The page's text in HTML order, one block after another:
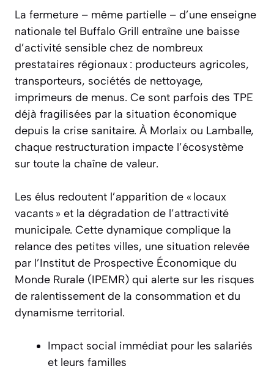
La fermeture – même partielle – d’une enseigne
nationale tel Buffalo Grill entraîne une baisse
d’activité sensible chez de nombreux
prestataires régionaux : producteurs agricoles,
transporteurs, sociétés de nettoyage,
imprimeurs de menus. Ce sont parfois des TPE
déjà fragilisées par la situation économique
depuis la crise sanitaire. À Morlaix ou Lamballe,
chaque restructuration impacte l’écosystème
sur toute la chaîne de valeur.
Les élus redoutent l’apparition de « locaux
vacants » et la dégradation de l’attractivité
municipale. Cette dynamique complique la
relance des petites villes, une situation relevée
par l’Institut de Prospective Économique du
Monde Rurale (IPEMR) qui alerte sur les risques
de ralentissement de la consommation et du
dynamisme territorial.
Impact social immédiat pour les salariés
et leurs familles